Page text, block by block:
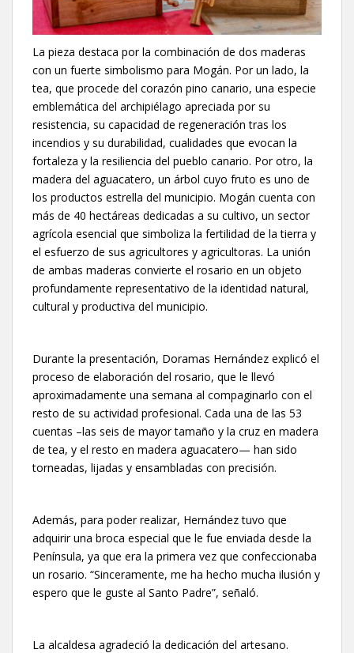
La pieza destaca por la combinación de dos maderas
con un fuerte simbolismo para Mogán. Por un lado, la
tea, que procede del corazón pino canario, una especie
emblemática del archipiélago apreciada por su
resistencia, su capacidad de regeneración tras los
incendios y su durabilidad, cualidades que evocan la
fortaleza y la resiliencia del pueblo canario. Por otro, la
madera del aguacatero, un árbol cuyo fruto es uno de
los productos estrella del municipio. Mogán cuenta con
más de 40 hectáreas dedicadas a su cultivo, un sector
agrícola esencial que simboliza la fertilidad de la tierra y
el esfuerzo de sus agricultores y agricultoras. La unión
de ambas maderas convierte el rosario en un objeto
profundamente representativo de la identidad natural,
cultural y productiva del municipio.
Durante la presentación, Doramas Hernández explicó el
proceso de elaboración del rosario, que le llevó
aproximadamente una semana al compaginarlo con el
resto de su actividad profesional. Cada una de las 53
cuentas –las seis de mayor tamaño y la cruz en madera
de tea, y el resto en madera aguacatero— han sido
torneadas, lijadas y ensambladas con precisión.
Además, para poder realizar, Hernández tuvo que
adquirir una broca especial que le fue enviada desde la
Península, ya que era la primera vez que confeccionaba
un rosario. “Sinceramente, me ha hecho mucha ilusión y
espero que le guste al Santo Padre”, señaló.
La alcaldesa agradeció la dedicación del artesano.